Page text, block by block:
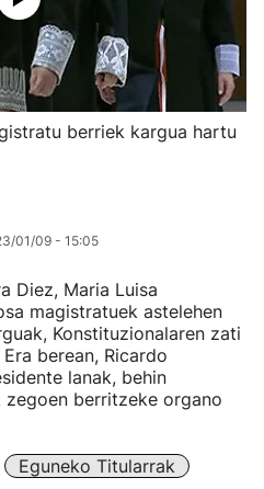
berriek kargua hartu
01/09 - 15:05
Diez, Maria Luisa
magistratuek astelehen
Konstituzionalaren zati
berean, Ricardo
lanak, behin
zegoen berritzeke organo
Eguneko Titularrak